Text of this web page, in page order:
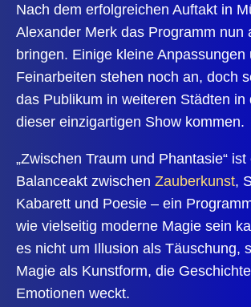
Nach dem erfolgreichen Auftakt in
Alexander Merk das Programm nun
bringen. Einige kleine Anpassungen
Feinarbeiten stehen noch an, doch
das Publikum in weiteren Städten in
dieser einzigartigen Show kommen.
„Zwischen Traum und Phantasie“ ist
Balanceakt zwischen Zauberkunst,
Kabarett und Poesie – ein
wie vielseitig moderne Magie sein
es nicht um Illusion als Täuschung,
Magie als Kunstform, die
Emotionen weckt.